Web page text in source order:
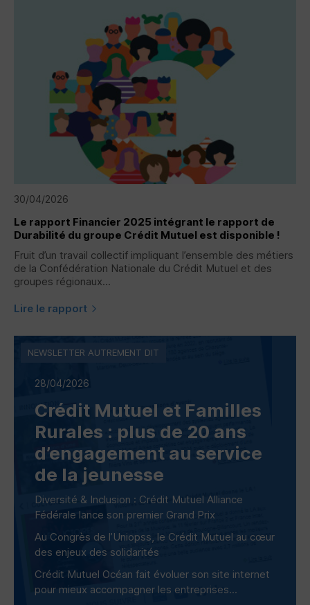
30/04/2026
Le rapport Financier 2025 intégrant le rapport de
Durabilité du groupe Crédit Mutuel est disponible !
Fruit d’un travail collectif impliquant l’ensemble des métiers
de la Confédération Nationale du Crédit Mutuel et des
groupes régionaux...
Lire le rapport
28/04/2026
Crédit Mutuel et Familles
Rurales : plus de 20 ans
d’engagement au service
de la jeunesse
Diversité & Inclusion : Crédit Mutuel Alliance
Fédérale lance son premier Grand Prix
Au Congrès de l’Uniopss, le Crédit Mutuel au cœur
des enjeux des solidarités
Crédit Mutuel Océan fait évoluer son site internet
pour mieux accompagner les entreprises...
NEWSLETTER AUTREMENT DIT